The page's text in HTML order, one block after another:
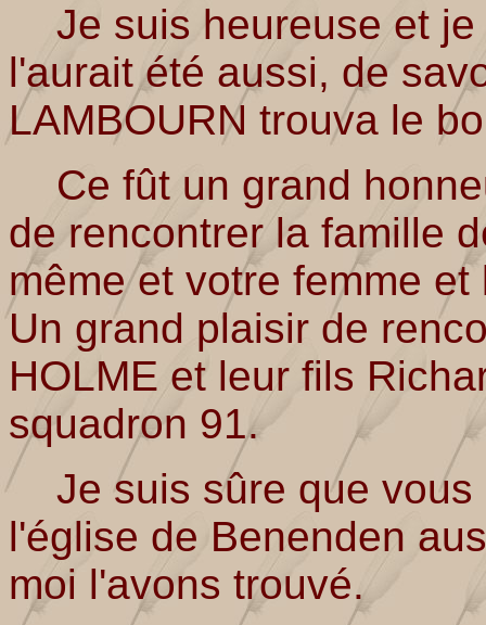
Je suis heureuse et je
l'aurait été aussi, de
LAMBOURN trouva le
Ce fût un grand
de rencontrer la famille
même et votre femme
Un grand plaisir de
HOLME et leur fils
squadron 91.
Je suis sûre que vous
l'église de Benenden
moi l'avons trouvé.